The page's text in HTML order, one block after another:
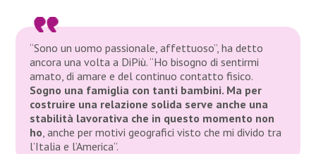
“Sono un uomo passionale, affettuoso”, ha detto
ancora una volta a DiPiù.“Ho bisogno di sentirmi
amato, di amare e del continuo contatto fisico.
Sogno una famiglia con tanti bambini. Ma per
costruire una relazione solida serve anche una
stabilità lavorativa che in questo momento non
ho , anche per motivi geografici visto che mi divido tra
l’Italia e l’America”.